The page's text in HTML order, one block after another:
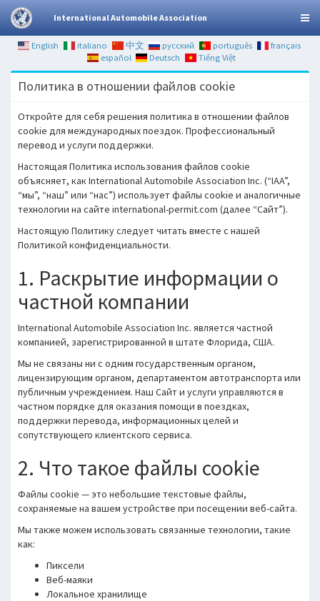
International Automobile Association
English italiano 中文 русский português
français
español
Deutsch Tiếng Việt
Политика в отношении файлов cookie
Откройте для себя решения политика в отношении файлов
cookie для международных поездок. Профессиональный
перевод и услуги поддержки.
Настоящая Политика использования файлов cookie
объясняет, как International Automobile Association Inc. (“IAA”,
“мы”, “наш” или “нас”) использует файлы cookie и аналогичные
технологии на сайте international-permit.com (далее “Сайт”).
Настоящую Политику следует читать вместе с нашей
Политикой конфиденциальности.
1. Раскрытие информации о
частной компании
International Automobile Association Inc. является частной
компанией, зарегистрированной в штате Флорида, США.
Мы не связаны ни с одним государственным органом,
лицензирующим органом, департаментом автотранспорта или
публичным учреждением. Наш Сайт и услуги управляются в
частном порядке для оказания помощи в поездках,
поддержки перевода, информационных целей и
сопутствующего клиентского сервиса.
2. Что такое файлы cookie
Файлы cookie — это небольшие текстовые файлы,
сохраняемые на вашем устройстве при посещении веб-сайта.
Мы также можем использовать связанные технологии, такие
как:
Пиксели
Веб-маяки
Локальное хранилище